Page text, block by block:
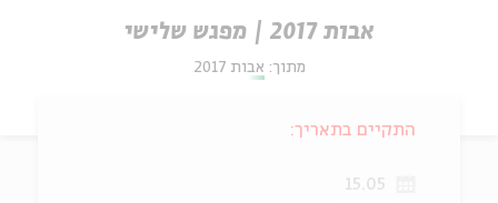
אבות 2017 | מפגש שלישי
מתוך: אבות 2017
התקיים בתאריך:
15.05